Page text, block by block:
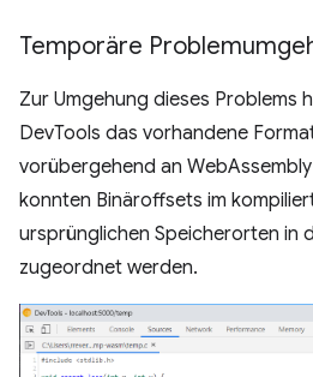
Temporäre
Zur Umgehung dieses Problems
DevTools das vorhandene
vorübergehend an
konnten Binäroffsets im
ursprünglichen Speicherorten in
zugeordnet werden.